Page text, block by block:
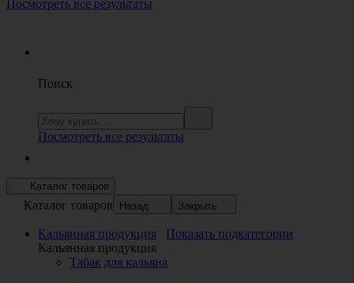
Посмотреть все результаты
Поиск
Посмотреть все результаты
Каталог товаров
Каталог товаров Назад Закрыть
Кальянная продукция
Показать подкатегории
Кальянная продукция
Табак для кальяна